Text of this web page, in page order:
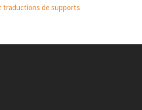
traductions de supports